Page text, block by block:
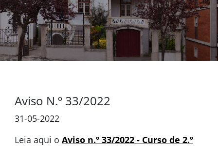
Aviso N.º 33/2022
31-05-2022
Leia aqui o Aviso n.º 33/2022 - Curso de 2.º